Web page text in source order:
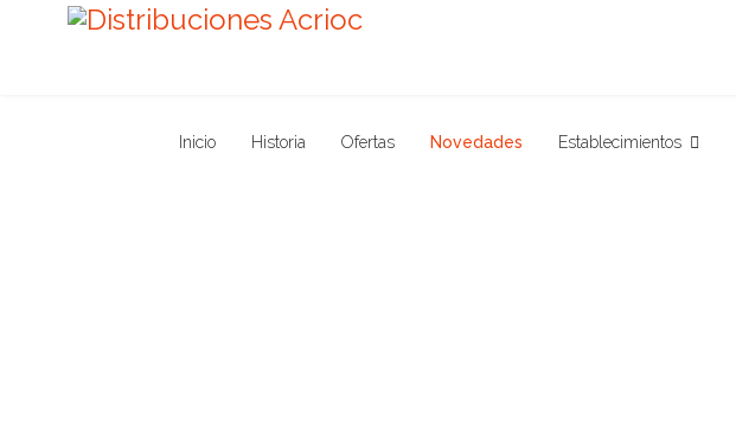
Inicio Historia Ofertas Novedades Establecimientos